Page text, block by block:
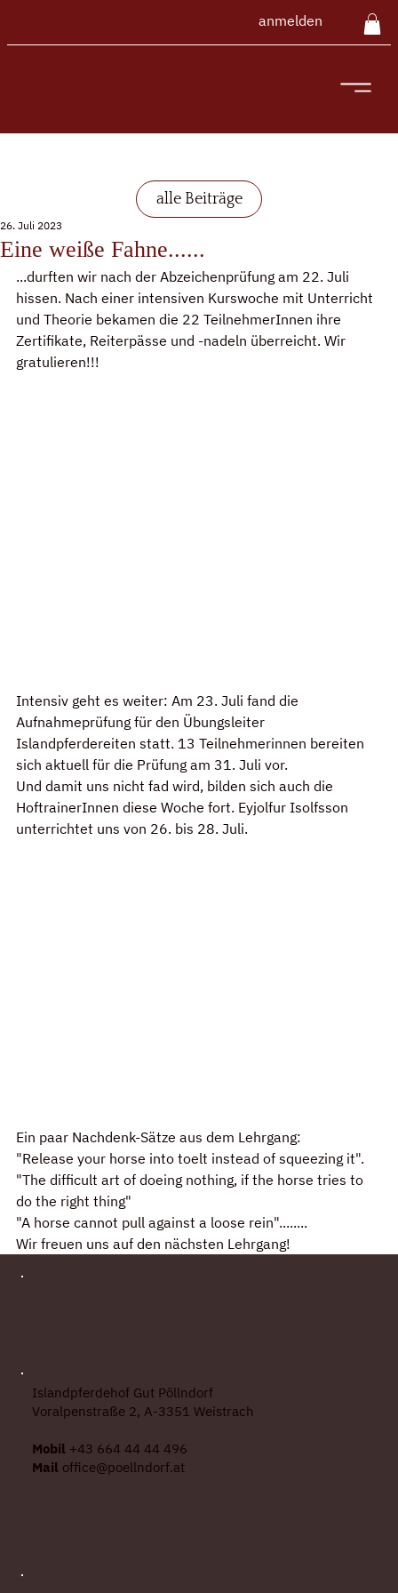
anmelden
alle Beiträge
Eine weiße Fahne......
26. Juli 2023
...durften wir nach der Abzeichenprüfung am 22. Juli
hissen. Nach einer intensiven Kurswoche mit Unterricht
und Theorie bekamen die 22 TeilnehmerInnen ihre
Zertifikate, Reiterpässe und -nadeln überreicht. Wir
gratulieren!!!
Intensiv geht es weiter: Am 23. Juli fand die
Aufnahmeprüfung für den Übungsleiter
Islandpferdereiten statt. 13 Teilnehmerinnen bereiten
sich aktuell für die Prüfung am 31. Juli vor.
Und damit uns nicht fad wird, bilden sich auch die
HoftrainerInnen diese Woche fort. Eyjolfur Isolfsson
unterrichtet uns von 26. bis 28. Juli.
Ein paar Nachdenk-Sätze aus dem Lehrgang:
"Release your horse into toelt instead of squeezing it".
"The difficult art of doeing nothing, if the horse tries to
do the right thing"
"A horse cannot pull against a loose rein"........
Wir freuen uns auf den nächsten Lehrgang!
Islandpferdehof Gut Pöllndorf
Voralpenstraße 2, A-3351 Weistrach
Mobil +43 664 44 44 496
Mail office@poellndorf.at